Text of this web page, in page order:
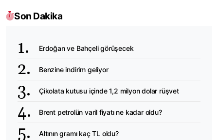
Son Dakika
Erdoğan ve Bahçeli görüşecek
Benzine indirim geliyor
Çikolata kutusu içinde 1,2 milyon dolar rüşvet
Brent petrolün varil fiyatı ne kadar oldu?
Altının gramı kaç TL oldu?